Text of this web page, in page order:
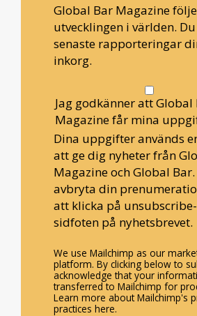
Global Bar Magazine
utvecklingen i världen.
senaste rapporteringar
inkorg.
Jag godkänner att Global
Magazine får mina
Dina uppgifter används
att ge dig nyheter från
Magazine och Global
avbryta din
att klicka på
sidfoten på nyhetsbrevet.
We use Mailchimp as our
platform. By clicking below to
acknowledge that your
transferred to Mailchimp for
Learn more about Mailchimp's
practices here.